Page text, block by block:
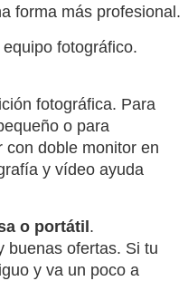
forma más profesional.
fotográfico.
fotográfica. Para
o para
con doble monitor en
y vídeo ayuda
o portátil.
buenas ofertas. Si tu
y va un poco a